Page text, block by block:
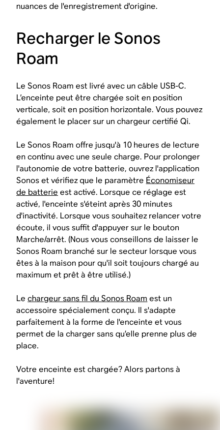
nuances de l'enregistrement d'origine.
Recharger le Sonos
Roam
Le Sonos Roam est livré avec un câble USB-C.
L’enceinte peut être chargée soit en position
verticale, soit en position horizontale. Vous pouvez
également le placer sur un chargeur certifié Qi.
Le Sonos Roam offre jusqu'à 10 heures de lecture
en continu avec une seule charge. Pour prolonger
l'autonomie de votre batterie, ouvrez l'application
Sonos et vérifiez que le paramètre Économiseur
de batterie est activé. Lorsque ce réglage est
activé, l'enceinte s'éteint après 30 minutes
d'inactivité. Lorsque vous souhaitez relancer votre
écoute, il vous suffit d'appuyer sur le bouton
Marche/arrêt. (Nous vous conseillons de laisser le
Sonos Roam branché sur le secteur lorsque vous
êtes à la maison pour qu'il soit toujours chargé au
maximum et prêt à être utilisé.)
Lechargeur sans fil du Sonos Roam est un
accessoire spécialement conçu. Il s'adapte
parfaitement à la forme de l'enceinte et vous
permet de la charger sans qu’elle prenne plus de
place.
Votre enceinte est chargée? Alors partons à
l'aventure!